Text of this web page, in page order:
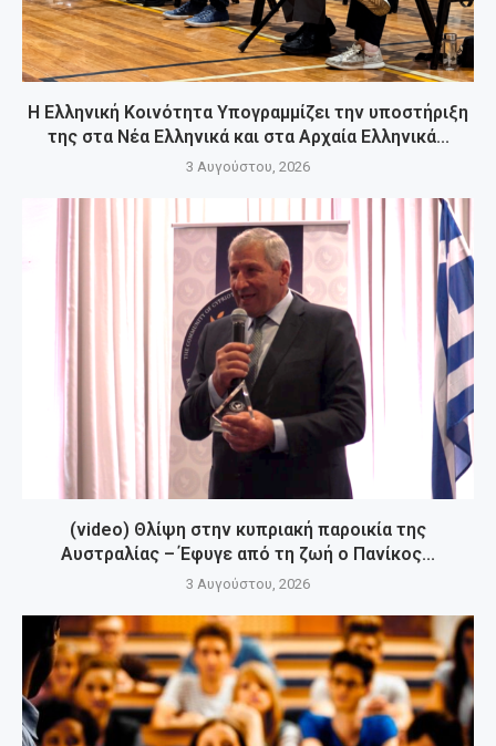
Η Ελληνική Κοινότητα Υπογραμμίζει την υποστήριξη
της στα Νέα Ελληνικά και στα Αρχαία Ελληνικά...
3 Αυγούστου, 2026
(video) Θλίψη στην κυπριακή παροικία της
Αυστραλίας – Έφυγε από τη ζωή ο Πανίκος...
3 Αυγούστου, 2026